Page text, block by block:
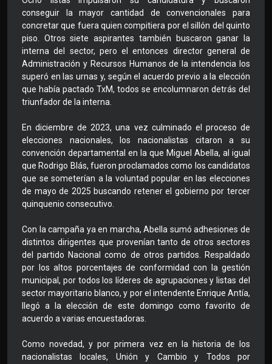
conseguir la mayor cantidad de convencionales para
concretar que fuera quien compitiera por el sillón del quinto
piso. Otros siete aspirantes también buscaron ganar la
interna del sector, pero el entonces director general de
Administración y Recursos Humanos de la intendencia los
superó en las urnas y, según el acuerdo previo a la elección
que había pactado TxM, todos se encolumnaron detrás del
triunfador de la interna.
En diciembre de 2023, una vez culminado el proceso de
elecciones nacionales, los nacionalistas citaron a su
convención departamental en la que Miguel Abella, al igual
que Rodrigo Blás, fueron proclamados como los candidatos
que se someterían a la voluntad popular en las elecciones
de mayo de 2025 buscando retener el gobierno por tercer
quinquenio consecutivo.
Con la campaña ya en marcha, Abella sumó adhesiones de
distintos dirigentes que provenían tanto de otros sectores
del partido Nacional como de otros partidos. Respaldado
por los altos porcentajes de conformidad con la gestión
municipal, por todos los líderes de agrupaciones y listas del
sector mayoritario blanco, y por el intendente Enrique Antía,
llegó a la elección de este domingo como favorito de
acuerdo a varias encuestadoras.
Como novedad, y por primera vez en la historia de los
nacionalistas locales, Unión y Cambio y Todos por